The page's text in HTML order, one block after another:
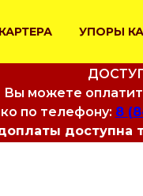
УПОРЫ
Вы можете
по телефону: 8
доступна